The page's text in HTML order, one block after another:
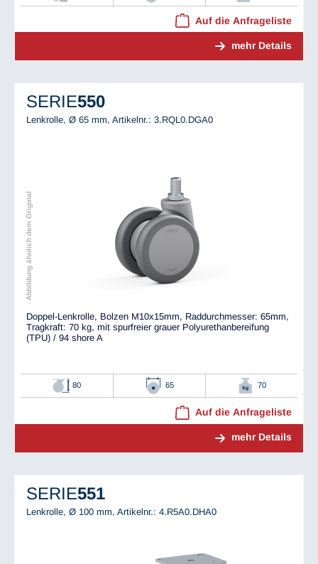
Auf die Anfrageliste
mehr Details
SERIE550
Lenkrolle, Ø 65 mm, Artikelnr.: 3.RQL0.DGA0
Abbildung ähnlich dem Original
Doppel-Lenkrolle, Bolzen M10x15mm, Raddurchmesser: 65mm,
Tragkraft: 70 kg, mit spurfreier grauer Polyurethanbereifung
(TPU) / 94 shore A
80 65 70
Auf die Anfrageliste
mehr Details
SERIE551
Lenkrolle, Ø 100 mm, Artikelnr.: 4.R5A0.DHA0